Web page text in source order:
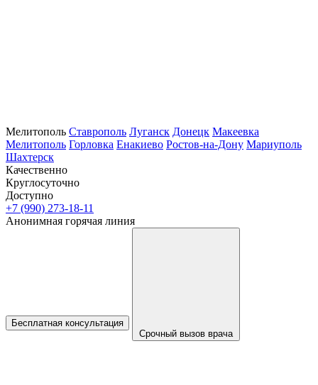
Мелитополь Ставрополь Луганск Донецк Макеевка
Мелитополь Горловка Енакиево Ростов-на-Дону Мариуполь
Шахтерск
Качественно
Круглосуточно
Доступно
+7 (990) 273-18-11
Анонимная горячая линия
Бесплатная консультация
Срочный вызов врача